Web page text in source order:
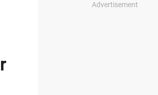
Advertisement